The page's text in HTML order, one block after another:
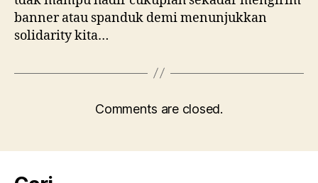
banner atau spanduk demi menunjukkan
solidarity kita…
Comments are closed.